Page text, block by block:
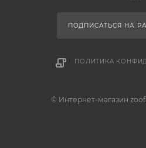
ПОДПИСАТЬСЯ НА
ПОЛИТИКА
© Интернет-магазин